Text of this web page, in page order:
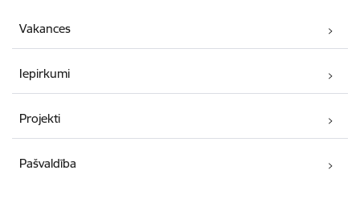
Vakances
Iepirkumi
Projekti
Pašvaldība